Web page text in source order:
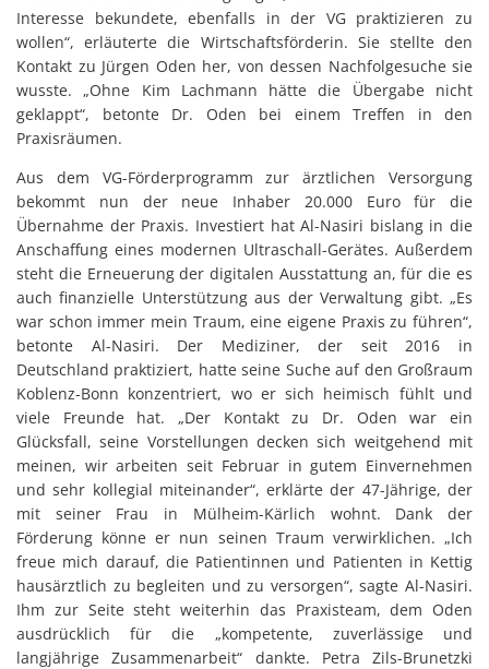
Interesse bekundete, ebenfalls in der VG praktizieren zu
wollen“, erläuterte die Wirtschaftsförderin. Sie stellte den
Kontakt zu Jürgen Oden her, von dessen Nachfolgesuche sie
wusste. „Ohne Kim Lachmann hätte die Übergabe nicht
geklappt“, betonte Dr. Oden bei einem Treffen in den
Praxisräumen.
Aus dem VG-Förderprogramm zur ärztlichen Versorgung
bekommt nun der neue Inhaber 20.000 Euro für die
Übernahme der Praxis. Investiert hat Al-Nasiri bislang in die
Anschaffung eines modernen Ultraschall-Gerätes. Außerdem
steht die Erneuerung der digitalen Ausstattung an, für die es
auch finanzielle Unterstützung aus der Verwaltung gibt. „Es
war schon immer mein Traum, eine eigene Praxis zu führen“,
betonte Al-Nasiri. Der Mediziner, der seit 2016 in
Deutschland praktiziert, hatte seine Suche auf den Großraum
Koblenz-Bonn konzentriert, wo er sich heimisch fühlt und
viele Freunde hat. „Der Kontakt zu Dr. Oden war ein
Glücksfall, seine Vorstellungen decken sich weitgehend mit
meinen, wir arbeiten seit Februar in gutem Einvernehmen
und sehr kollegial miteinander“, erklärte der 47-Jährige, der
mit seiner Frau in Mülheim-Kärlich wohnt. Dank der
Förderung könne er nun seinen Traum verwirklichen. „Ich
freue mich darauf, die Patientinnen und Patienten in Kettig
hausärztlich zu begleiten und zu versorgen“, sagte Al-Nasiri.
Ihm zur Seite steht weiterhin das Praxisteam, dem Oden
ausdrücklich für die „kompetente, zuverlässige und
langjährige Zusammenarbeit“ dankte. Petra Zils-Brunetzki